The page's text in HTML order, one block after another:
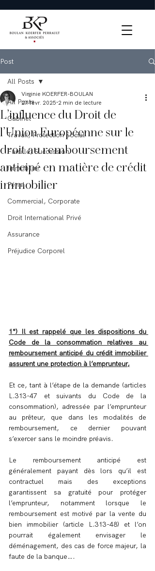
Post
All Posts
Cabinet
Travail, Protection Social
Famille, Succession
Immobilier
Pénal
Commercial, Corporate
Droit International Privé
Assurance
Préjudice Corporel
All Posts
L’influence du Droit de
l’Union Européenne sur le
droit au remboursement
anticipé en matière de crédit
immobilier
Virginie KOERFER-BOULAN
27 févr. 2025 2 min de lecture
1°) Il est rappelé que les dispositions du
Code de la consommation relatives au
remboursement anticipé du crédit immobilier
assurent une protection à l’emprunteur,
Et ce, tant à l’étape de la demande (articles
L.313-47 et suivants du Code de la
consommation), adressée par l’emprunteur
au prêteur, que dans les modalités de
remboursement, ce dernier pouvant
s’exercer sans le moindre préavis.
Le remboursement anticipé est
généralement payant dès lors qu’il est
contractuel mais des exceptions
garantissent sa gratuité pour protéger
l’emprunteur, notamment lorsque le
remboursement est motivé par la vente du
bien immobilier (article L.313-48) et l’on
pourrait également envisager le
déménagement, des cas de force majeur, la
faute de la banque….